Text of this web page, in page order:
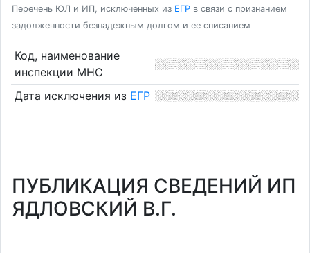
Перечень ЮЛ и ИП, исключенных из ЕГР в связи с признанием
задолженности безнадежным долгом и ее списанием
Код, наименование
инспекции МНС
Дата исключения из ЕГР
ПУБЛИКАЦИЯ СВЕДЕНИЙ ИП
ЯДЛОВСКИЙ В.Г.